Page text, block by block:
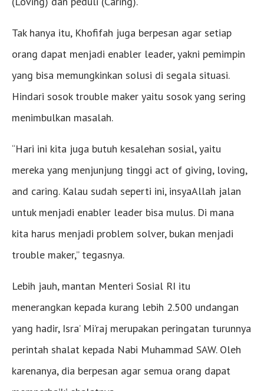
Tak hanya itu, Khofifah juga berpesan agar setiap
orang dapat menjadi enabler leader, yakni pemimpin
yang bisa memungkinkan solusi di segala situasi.
Hindari sosok trouble maker yaitu sosok yang sering
menimbulkan masalah.
“Hari ini kita juga butuh kesalehan sosial, yaitu
mereka yang menjunjung tinggi act of giving, loving,
and caring. Kalau sudah seperti ini, insyaAllah jalan
untuk menjadi enabler leader bisa mulus. Di mana
kita harus menjadi problem solver, bukan menjadi
trouble maker,” tegasnya.
Lebih jauh, mantan Menteri Sosial RI itu
menerangkan kepada kurang lebih 2.500 undangan
yang hadir, Isra’ Mi’raj merupakan peringatan turunnya
perintah shalat kepada Nabi Muhammad SAW. Oleh
karenanya, dia berpesan agar semua orang dapat